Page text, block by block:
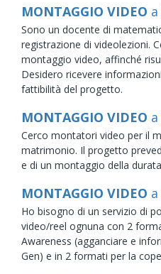
MONTAGGIO VIDEO
Sono un docente di
registrazione di videolezioni.
montaggio video, affinché
Desidero ricevere
fattibilità del progetto.
MONTAGGIO VIDEO
Cerco montatori video per il
matrimonio. Il progetto
e di un montaggio della
MONTAGGIO VIDEO
Ho bisogno di un servizio di
video/reel ognuna con 2
Awareness (agganciare e
Gen) e in 2 formati per la